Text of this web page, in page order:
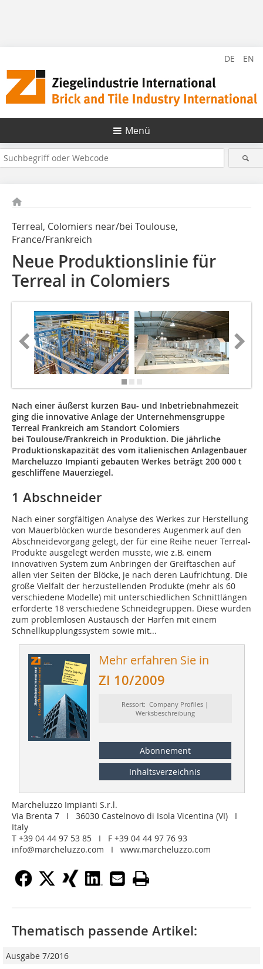
DE EN
Menü
Terreal, Colomiers near/bei Toulouse,
France/Frankreich
Neue Produktionslinie für
Terreal in Colomiers
Nach einer äußerst kurzen Bau- und Inbetriebnahmezeit
ging die innovative Anlage der Unternehmensgruppe
Terreal Frankreich am Standort Colomiers
bei Toulouse/Frankreich in Produktion. Die jährliche
Produktionskapazität des vom italienischen Anlagenbauer
Marcheluzzo Impianti gebauten Werkes beträgt 200 000 t
geschliffene Mauerziegel.
1 Abschneider
Nach einer sorgfältigen Analyse des Werkes zur Herstellung
von Mauerblöcken wurde besonderes Augenmerk auf den
Abschneidevorgang gelegt, der für eine Reihe neuer Terreal-
Produkte ausgelegt werden musste, wie z.B. einem
innovativen System zum Anbringen der Greiftaschen auf
allen vier Seiten der Blöcke, je nach deren Laufrichtung. Die
große Vielfalt der herzustellenden Produkte (mehr als 60
verschiedene Modelle) mit unterschiedlichen Schnittlängen
erforderte 18 verschiedene Schneidegruppen. Diese wurden
zum problemlosen Austausch der Harfen mit einem
Schnellkupplungssystem sowie mit...
Mehr erfahren Sie in
ZI 10/2009
Ressort: Company Profiles |
Werksbeschreibung
Abonnement
Inhaltsverzeichnis
Marcheluzzo Impianti S.r.l.
Via Brenta 7 I 36030 Castelnovo di Isola Vicentina (VI) I
Italy
T +39 04 44 97 53 85 I F +39 04 44 97 76 93
info@marcheluzzo.com I www.marcheluzzo.com
Thematisch passende Artikel:
Ausgabe 7/2016